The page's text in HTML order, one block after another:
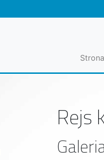
Rejs